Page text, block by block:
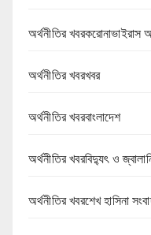
অর্থনীতির খবরকরোনাভাইরাস
অর্থনীতির খবরখবর
অর্থনীতির খবরবাংলাদেশ
অর্থনীতির খবরবিদ্যুৎ ও
অর্থনীতির খবরশেখ হাসিনা